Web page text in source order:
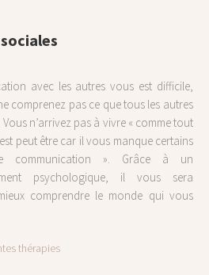
avec les autres vous est difficile,
comprenez pas ce que tous les autres
n’arrivez pas à vivre « comme tout
peut être car il vous manque certains
communication ». Grâce à un
psychologique, il vous sera
comprendre le monde qui vous
thérapies